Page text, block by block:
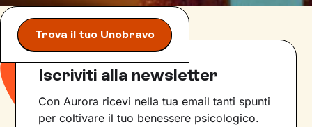
Trova il tuo Unobravo
Iscriviti alla newsletter
Con Aurora ricevi nella tua email tanti spunti
per coltivare il tuo benessere psicologico.